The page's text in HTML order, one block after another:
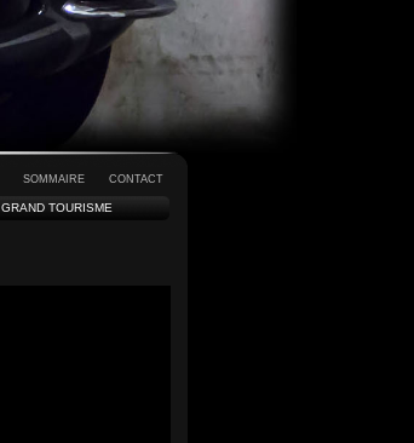
SOMMAIRE CONTACT
GRAND TOURISME